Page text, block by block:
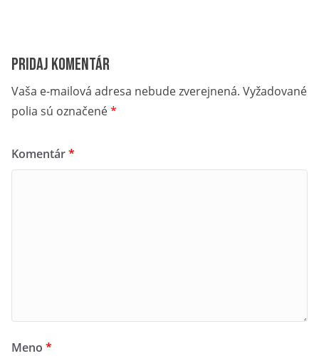
Pridaj komentár
Vaša e-mailová adresa nebude zverejnená. Vyžadované
polia sú označené*
Komentár*
Meno *